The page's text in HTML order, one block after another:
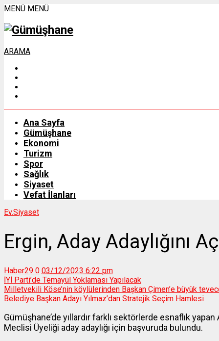
MENÜ MENÜ
ARAMA
Ana Sayfa
Gümüşhane
Ekonomi
Turizm
Spor
Sağlık
Siyaset
Vefat İlanları
Ev.Siyaset
Ergin, Aday Adaylığını
Haber29 0 03/12/2023 6:22 pm
İYİ Parti’de Temayül Yoklaması Yapılacak
Milletvekili Köse’nin köylülerinden Başkan Çimen’e büyük
Belediye Başkan Adayı Yılmaz’dan Stratejik Seçim Hamlesi
Gümüşhane’de yıllardır farklı sektörlerde esnaflık
Meclisi Üyeliği aday adaylığı için başvuruda bulundu.